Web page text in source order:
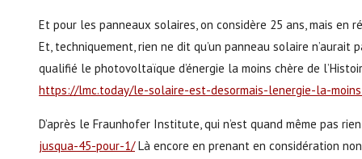
Et pour les panneaux solaires, on considère 25 ans, mais
Et, techniquement, rien ne dit qu’un panneau solaire n’aurait
qualifié le photovoltaïque d’énergie la moins chère de
https://lmc.today/le-solaire-est-desormais-lenergie-la-
D’après le Fraunhofer Institute, qui n’est quand même pas
jusqua-45-pour-1/Là encore en prenant en considération